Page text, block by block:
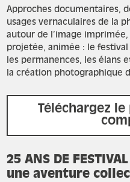
Approches documentaires,
usages vernaculaires de la
autour de l’image
projetée, animée : le festival
les permanences, les élans
la création photographique
Téléchargez
25 ANS DE FESTIVAL
une aventure